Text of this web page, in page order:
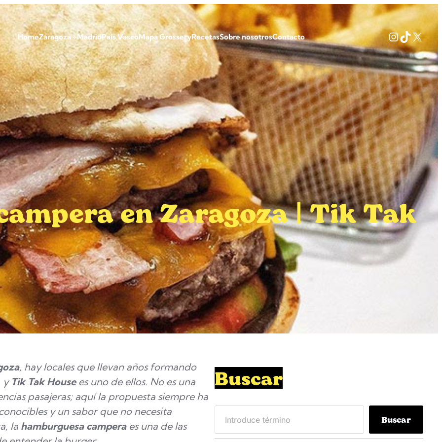
HomeZaragoza MadridPaís VascoMapa GrosseryRecetasSobre nosotrosContacto Instagram
TikTok
X
en Zaragoza | Tik Tak
, hay locales que llevan años formando
y Tik Tak Housees uno de ellos. No es una
pasajeras; aquí la propuesta siempre ha
y un sabor que no necesita
la hamburguesa camperaes una de las
Buscar
Buscar